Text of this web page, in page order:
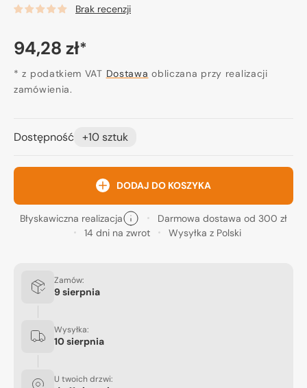
Brak recenzji
Cena
regularna
94,28 zł*
* z podatkiem VAT Dostawa obliczana przy realizacji
zamówienia.
Dostępność +10 sztuk
DODAJ DO KOSZYKA
Błyskawiczna realizacja
Darmowa dostawa od 300 zł
14 dni na zwrot
Wysyłka z Polski
Zamów:
9 sierpnia
Wysyłka:
10 sierpnia
U twoich drzwi: